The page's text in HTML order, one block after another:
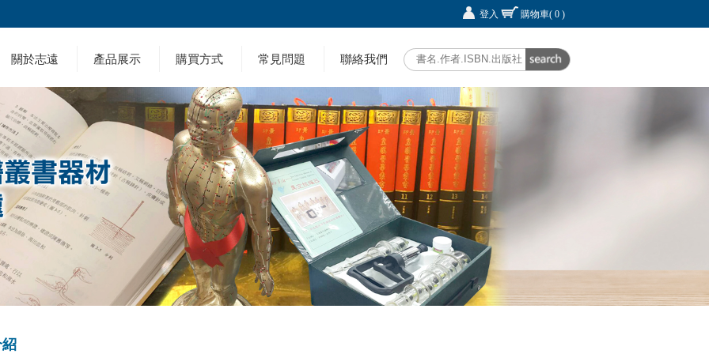
登入 購物車( 0 )
關於志遠 產品展示 購買方式 常見問題 聯絡我們